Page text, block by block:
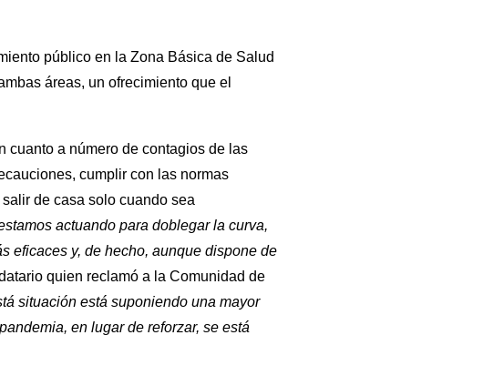
público en la Zona Básica de Salud
áreas, un ofrecimiento que el
cuanto a número de contagios de las
cumplir con las normas
de casa solo cuando sea
actuando para doblegar la curva,
eficaces y, de hecho, aunque dispone de
quien reclamó a la Comunidad de
situación está suponiendo una mayor
en lugar de reforzar, se está